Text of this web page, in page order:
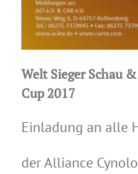
Welt Sieger Schau
Cup 2017
Einladung an alle
der Alliance